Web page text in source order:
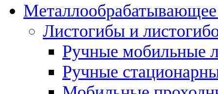
Металлообрабатывающее
Листогибы и
Ручные мобильные
Ручные